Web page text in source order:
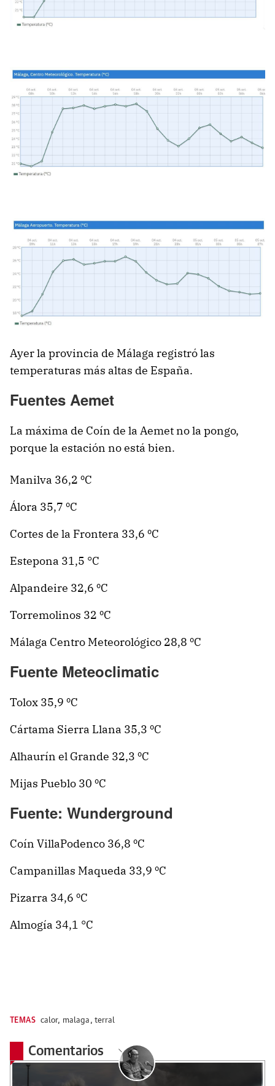
Ayer la provincia de Málaga registró las
temperaturas más altas de España.
Fuentes Aemet
La máxima de Coín de la Aemet no la pongo,
porque la estación no está bien.
Manilva 36,2 ºC
Álora 35,7 ºC
Cortes de la Frontera 33,6 ºC
Estepona 31,5 °C
Alpandeire 32,6 ºC
Torremolinos 32 ºC
Málaga Centro Meteorológico 28,8 ºC
Fuente Meteoclimatic
Tolox 35,9 ºC
Cártama Sierra Llana 35,3 ºC
Alhaurín el Grande 32,3 ºC
Mijas Pueblo 30 ºC
Fuente: Wunderground
Coín VillaPodenco 36,8 ºC
Campanillas Maqueda 33,9 ºC
Pizarra 34,6 ºC
Almogía 34,1 °C
TEMAS calor, malaga , terral
Comentarios